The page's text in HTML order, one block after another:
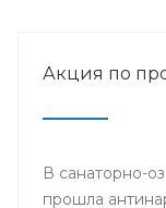
Акция по
В санаторно-
прошла